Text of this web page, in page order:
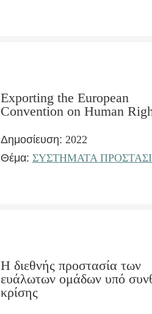
Exporting the European
Convention on Human
Δημοσίευση: 2022
Θέμα: ΣΥΣΤΗΜΑΤΑ
Η διεθνής προστασία των
ευάλωτων ομάδων υπό
κρίσης